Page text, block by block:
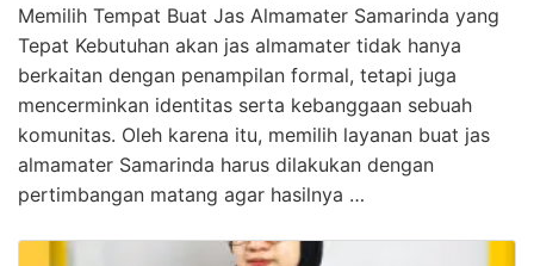
Memilih Tempat Buat Jas Almamater Samarinda yang
Tepat Kebutuhan akan jas almamater tidak hanya
berkaitan dengan penampilan formal, tetapi juga
mencerminkan identitas serta kebanggaan sebuah
komunitas. Oleh karena itu, memilih layanan buat jas
almamater Samarinda harus dilakukan dengan
pertimbangan matang agar hasilnya …